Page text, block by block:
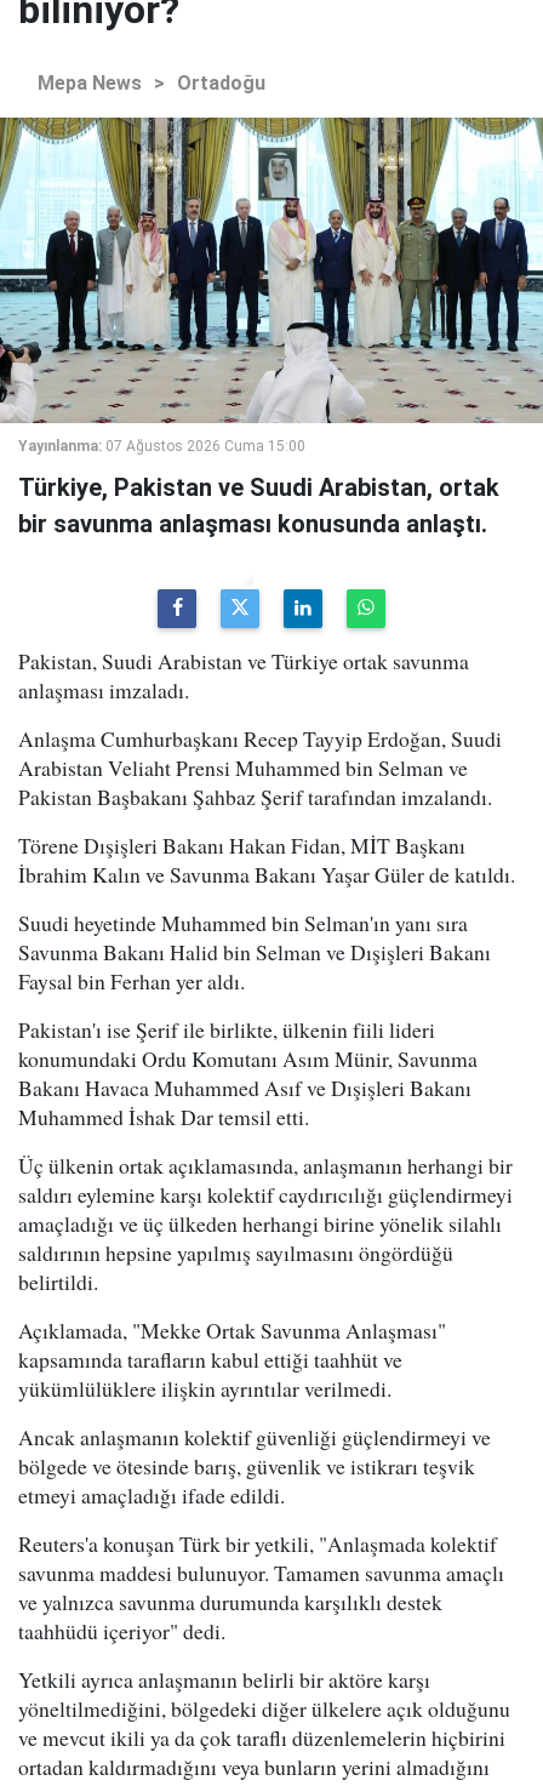
biliniyor?
Mepa News > Ortadoğu
Yayınlanma: 07 Ağustos 2026 Cuma 15:00
Türkiye, Pakistan ve Suudi Arabistan, ortak
bir savunma anlaşması konusunda anlaştı.
Pakistan, Suudi Arabistan ve Türkiye ortak savunma
anlaşması imzaladı.
Anlaşma Cumhurbaşkanı Recep Tayyip Erdoğan, Suudi
Arabistan Veliaht Prensi Muhammed bin Selman ve
Pakistan Başbakanı Şahbaz Şerif tarafından imzalandı.
Törene Dışişleri Bakanı Hakan Fidan, MİT Başkanı
İbrahim Kalın ve Savunma Bakanı Yaşar Güler de katıldı.
Suudi heyetinde Muhammed bin Selman'ın yanı sıra
Savunma Bakanı Halid bin Selman ve Dışişleri Bakanı
Faysal bin Ferhan yer aldı.
Pakistan'ı ise Şerif ile birlikte, ülkenin fiili lideri
konumundaki Ordu Komutanı Asım Münir, Savunma
Bakanı Havaca Muhammed Asıf ve Dışişleri Bakanı
Muhammed İshak Dar temsil etti.
Üç ülkenin ortak açıklamasında, anlaşmanın herhangi bir
saldırı eylemine karşı kolektif caydırıcılığı güçlendirmeyi
amaçladığı ve üç ülkeden herhangi birine yönelik silahlı
saldırının hepsine yapılmış sayılmasını öngördüğü
belirtildi.
Açıklamada, "Mekke Ortak Savunma Anlaşması"
kapsamında tarafların kabul ettiği taahhüt ve
yükümlülüklere ilişkin ayrıntılar verilmedi.
Ancak anlaşmanın kolektif güvenliği güçlendirmeyi ve
bölgede ve ötesinde barış, güvenlik ve istikrarı teşvik
etmeyi amaçladığı ifade edildi.
Reuters'a konuşan Türk bir yetkili, "Anlaşmada kolektif
savunma maddesi bulunuyor. Tamamen savunma amaçlı
ve yalnızca savunma durumunda karşılıklı destek
taahhüdü içeriyor" dedi.
Yetkili ayrıca anlaşmanın belirli bir aktöre karşı
yöneltilmediğini, bölgedeki diğer ülkelere açık olduğunu
ve mevcut ikili ya da çok taraflı düzenlemelerin hiçbirini
ortadan kaldırmadığını veya bunların yerini almadığını